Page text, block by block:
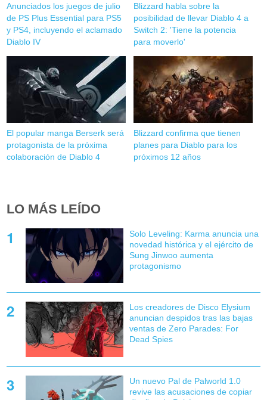
Anunciados los juegos de julio
de PS Plus Essential para PS5
y PS4, incluyendo el aclamado
Diablo IV
Blizzard habla sobre la
posibilidad de llevar Diablo 4 a
Switch 2: 'Tiene la potencia
para moverlo'
El popular manga Berserk será
protagonista de la próxima
colaboración de Diablo 4
Blizzard confirma que tienen
planes para Diablo para los
próximos 12 años
LO MÁS LEÍDO
Solo Leveling: Karma anuncia una
novedad histórica y el ejército de
Sung Jinwoo aumenta
protagonismo
Los creadores de Disco Elysium
anuncian despidos tras las bajas
ventas de Zero Parades: For
Dead Spies
Un nuevo Pal de Palworld 1.0
revive las acusaciones de copiar